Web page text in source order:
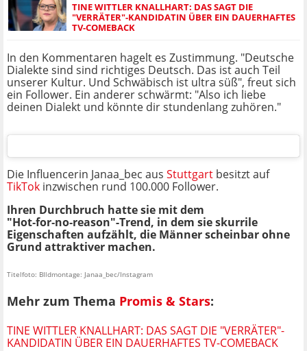
TINE WITTLER KNALLHART: DAS SAGT DIE
"VERRÄTER"-KANDIDATIN ÜBER EIN DAUERHAFTES
TV-COMEBACK
In den Kommentaren hagelt es Zustimmung. "Deutsche
Dialekte sind sind richtiges Deutsch. Das ist auch Teil
unserer Kultur. Und Schwäbisch ist ultra süß", freut sich
ein Follower. Ein anderer schwärmt: "Also ich liebe
deinen Dialekt und könnte dir stundenlang zuhören."
Die Influencerin Janaa_bec aus Stuttgart besitzt auf
TikTok inzwischen rund 100.000 Follower.
Ihren Durchbruch hatte sie mit dem
"Hot‑for‑no‑reason"-Trend, in dem sie skurrile
Eigenschaften aufzählt, die Männer scheinbar ohne
Grund attraktiver machen.
Titelfoto: BIldmontage: Janaa_bec/Instagram
Mehr zum Thema Promis & Stars:
TINE WITTLER KNALLHART: DAS SAGT DIE "VERRÄTER"-
KANDIDATIN ÜBER EIN DAUERHAFTES TV-COMEBACK